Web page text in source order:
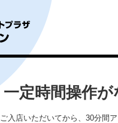
一定時間操作
ご入店いただいてから、30分間